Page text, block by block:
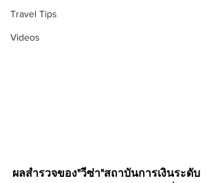
Travel Tips
Videos
ผลสำรวจของ"วีซ่า"สถาบันการเงินระดับ